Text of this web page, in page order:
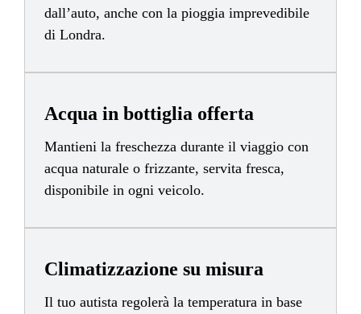
dall’auto, anche con la pioggia imprevedibile
di Londra.
Acqua in bottiglia offerta
Mantieni la freschezza durante il viaggio con
acqua naturale o frizzante, servita fresca,
disponibile in ogni veicolo.
Climatizzazione su misura
Il tuo autista regolerà la temperatura in base